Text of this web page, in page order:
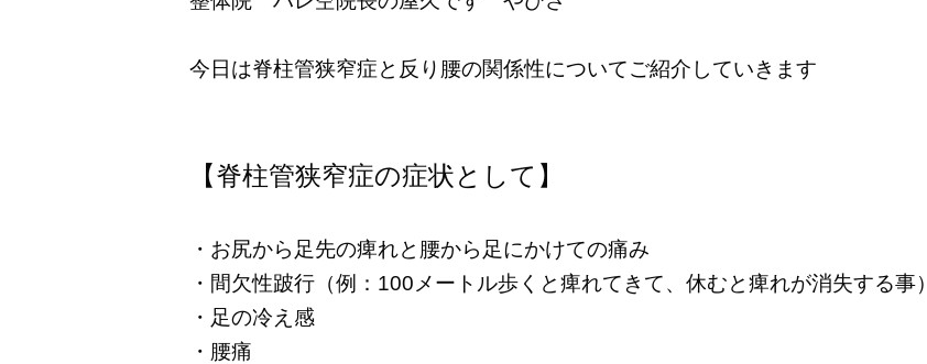
今日は脊柱管狭窄症と反り腰の関係性についてご紹介していきます
【脊柱管狭窄症の症状として】
・お尻から足先の痺れと腰から足にかけての痛み
・間欠性跛行（例：100メートル歩くと痺れてきて、休むと痺れが消失する事）
・足の冷え感
・腰痛